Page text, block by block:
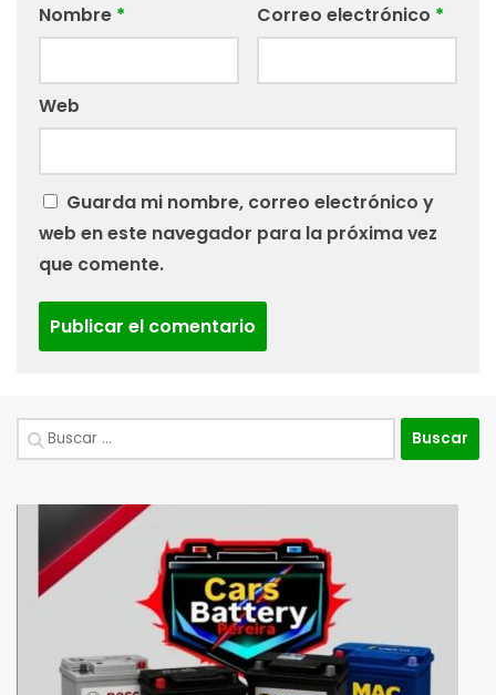
Nombre * Correo electrónico *
Web
Guarda mi nombre, correo electrónico y
web en este navegador para la próxima vez
que comente.
Buscar: